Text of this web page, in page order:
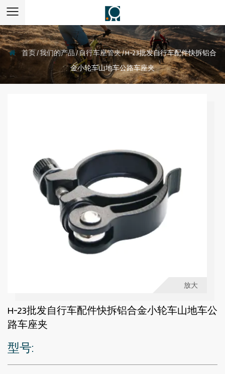
首页/我们的产品/自行车座管夹/H-23批发自行车配件快拆铝合
金小轮车山地车公路车座夹
放大
H-23批发自行车配件快拆铝合金小轮车山地车公
路车座夹
型号: